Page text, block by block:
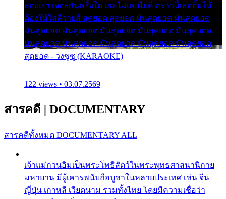
สองเรา เจอะกันครั้งใด เธอไม่เคยไยดี คราวนี้เธอยิ้มให้
ต้องให้ใส่ลีวายส์ สุดยอด สุดยอด มันสุดยอด มันสุดยอด
มันสุดยอด มันสุดยอด มันสุดยอด มันสุดยอด มันสุดยอด
มันสุดยอด มันสุดยอด มันสุดยอด มันสุดยอด มันสุดยอด
สุดยอด - วงซูซู (KARAOKE)
122 views • 03.07.2569
สารคดี | DOCUMENTARY
สารคดีทั้งหมด DOCUMENTARY ALL
เจ้าแม่กวนอิมเป็นพระโพธิสัตว์ในพระพุทธศาสนานิกาย
มหายาน มีผู้เคารพนับถือบูชาในหลายประเทศ เช่น จีน
ญี่ปุ่น เกาหลี เวียดนาม รวมทั้งไทย โดยมีความเชื่อว่า